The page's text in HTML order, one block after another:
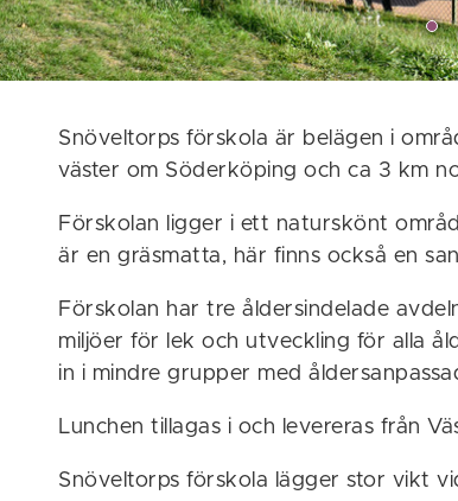
Snöveltorps förskola är belägen i
väster om Söderköping och ca 3 km
Förskolan ligger i ett naturskönt
är en gräsmatta, här finns också en
Förskolan har tre åldersindelade
miljöer för lek och utveckling för alla
in i mindre grupper med
Lunchen tillagas i och levereras från
Snöveltorps förskola lägger stor vikt